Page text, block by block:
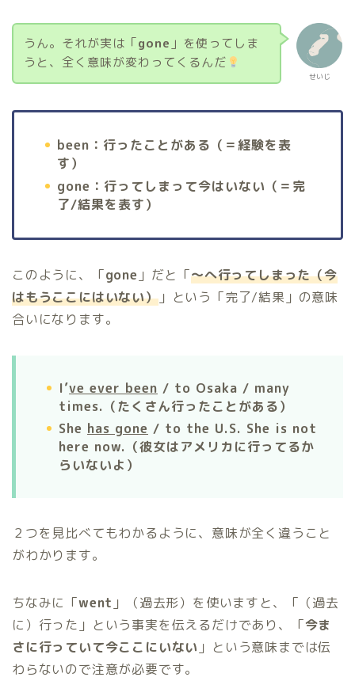
せいじ
うん。それが実は「gone 」を使ってしま
うと、全く意味が変わってくるんだ
been：行ったことがある（＝経験を表
す）
gone：行ってしまって今はいない（＝完
了/結果を表す）
このように、「gone 」だと「〜へ行ってしまった（今
はもうここにはいない）」という「完了/結果」の意味
合いになります。
I’ve ever been / to Osaka / many
times.（たくさん行ったことがある）
She has gone / to the U.S. She is not
here now.（彼女はアメリカに行ってるか
らいないよ）
２つを見比べてもわかるように、意味が全く違うこと
がわかります。
ちなみに「went 」（過去形）を使いますと、「（過去
に）行った」という事実を伝えるだけであり、「今ま
さに行っていて今ここにいない 」という意味までは伝
わらないので注意が必要です。